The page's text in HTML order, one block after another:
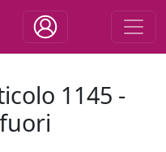
1145 -